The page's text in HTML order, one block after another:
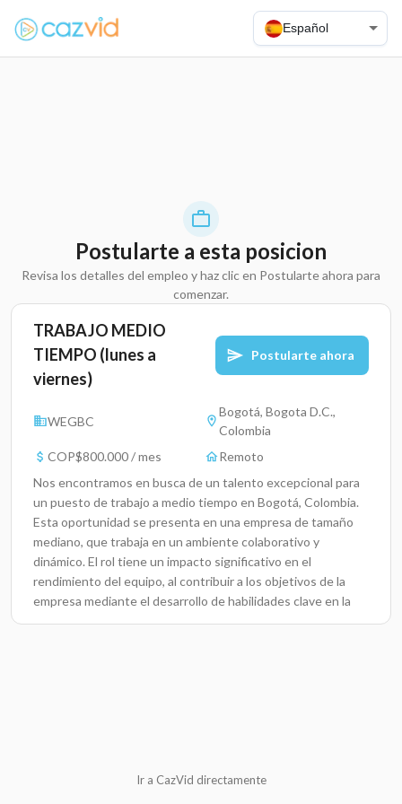
Español
Postularte a esta posicion
Revisa los detalles del empleo y haz clic en Postularte ahora para
comenzar.
TRABAJO MEDIO
TIEMPO (lunes a
viernes)
Postularte ahora
WEGBC
Bogotá, Bogota D.C.,
Colombia
COP$800.000 / mes
Remoto
Nos encontramos en busca de un talento excepcional para
un puesto de trabajo a medio tiempo en Bogotá, Colombia.
Esta oportunidad se presenta en una empresa de tamaño
mediano, que trabaja en un ambiente colaborativo y
dinámico. El rol tiene un impacto significativo en el
rendimiento del equipo, al contribuir a los objetivos de la
empresa mediante el desarrollo de habilidades clave en la
gestión del tiempo y la atención al
trabajos.Participar activamente en reuniones de equipo y
Ir a CazVid directamente